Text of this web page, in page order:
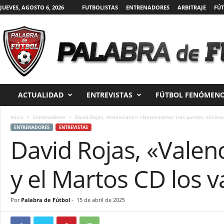
JUEVES, AGOSTO 6, 2026 FUTBOLISTAS ENTRENADORES ARBITRAJE
P
a
a
b
r
a
F
ú
t
o
|
ACTUALIDAD ENTREVISTAS FÚTBOL
Inicio Entrenadores David Rojas, «Valenciano»: «Necesitamos tres puntos,
ENTRENADORES ENTREVISTAS
David Rojas,
y el Martos CD los
Por Palabra de Fútbol - 15 de abril de 2025